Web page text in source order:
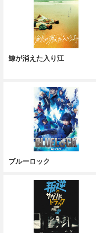
鯨が消えた入り江
ブルーロック